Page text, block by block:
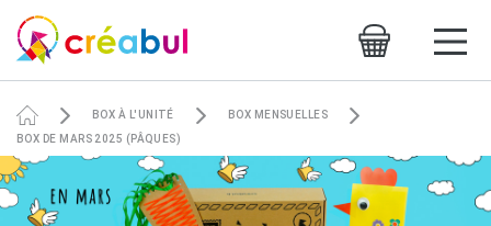
BOX À L'UNITÉ
BOX MENSUELLES
BOX DE MARS 2025 (PÂQUES)